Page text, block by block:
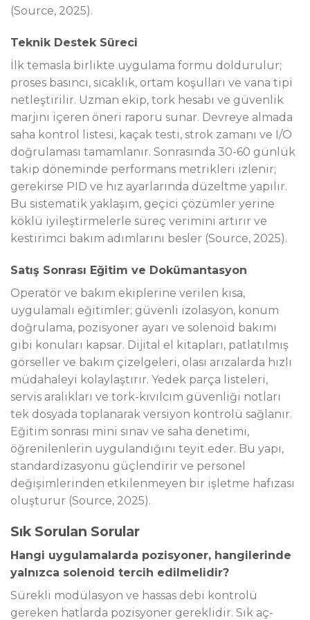
(Source, 2025).
Teknik Destek Süreci
İlk temasla birlikte uygulama formu doldurulur;
proses basıncı, sıcaklık, ortam koşulları ve vana tipi
netleştirilir. Uzman ekip, tork hesabı ve güvenlik
marjını içeren öneri raporu sunar. Devreye almada
saha kontrol listesi, kaçak testi, strok zamanı ve I/O
doğrulaması tamamlanır. Sonrasında 30-60 günlük
takip döneminde performans metrikleri izlenir;
gerekirse PID ve hız ayarlarında düzeltme yapılır.
Bu sistematik yaklaşım, geçici çözümler yerine
köklü iyileştirmelerle süreç verimini artırır ve
kestirimci bakım adımlarını besler (Source, 2025).
Satış Sonrası Eğitim ve Dokümantasyon
Operatör ve bakım ekiplerine verilen kısa,
uygulamalı eğitimler; güvenli izolasyon, konum
doğrulama, pozisyoner ayarı ve solenoid bakımı
gibi konuları kapsar. Dijital el kitapları, patlatılmış
görseller ve bakım çizelgeleri, olası arızalarda hızlı
müdahaleyi kolaylaştırır. Yedek parça listeleri,
servis aralıkları ve tork-kıvılcım güvenliği notları
tek dosyada toplanarak versiyon kontrolü sağlanır.
Eğitim sonrası mini sınav ve saha denetimi,
öğrenilenlerin uygulandığını teyit eder. Bu yapı,
standardizasyonu güçlendirir ve personel
değişimlerinden etkilenmeyen bir işletme hafızası
oluşturur (Source, 2025).
Sık Sorulan Sorular
Hangi uygulamalarda pozisyoner, hangilerinde
yalnızca solenoid tercih edilmelidir?
Sürekli modülasyon ve hassas debi kontrolü
gereken hatlarda pozisyoner gereklidir. Sık aç-